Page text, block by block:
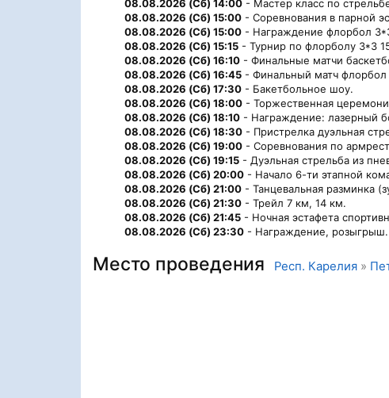
08.08.2026 (Сб) 14:00 - Мастер класс по
08.08.2026 (Сб) 15:00 - Соревнования в парной
08.08.2026 (Сб) 15:00 - Награждение флорбол
08.08.2026 (Сб) 15:15 - Турнир по флорболу 3*3
08.08.2026 (Сб) 16:10 - Финальные матчи
08.08.2026 (Сб) 16:45 - Финальный матч
08.08.2026 (Сб) 17:30 - Бакетбольное шоу.
08.08.2026 (Сб) 18:00 - Торжественная
08.08.2026 (Сб) 18:10 - Награждение: лазерный
08.08.2026 (Сб) 18:30 - Пристрелка дуэльная
08.08.2026 (Сб) 19:00 - Соревнования по
08.08.2026 (Сб) 19:15 - Дуэльная стрельба из
08.08.2026 (Сб) 20:00 - Начало 6-ти этапной
08.08.2026 (Сб) 21:00 - Танцевальная разминка
08.08.2026 (Сб) 21:30 - Трейл 7 км, 14 км.
08.08.2026 (Сб) 21:45 - Ночная эстафета
08.08.2026 (Сб) 23:30 - Награждение, розыгрыш.
Место проведения Респ. Карелия »